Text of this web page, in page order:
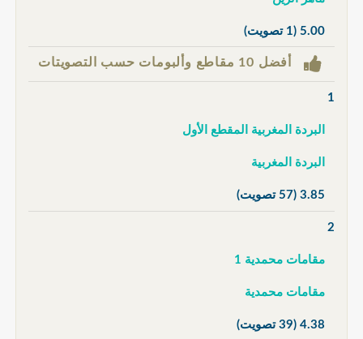
5.00 (1 تصويت)
أفضل 10 مقاطع وألبومات حسب التصويتات
1
البردة المغربية المقطع الأول
البردة المغربية
3.85 (57 تصويت)
2
مقامات محمدية 1
مقامات محمدية
4.38 (39 تصويت)